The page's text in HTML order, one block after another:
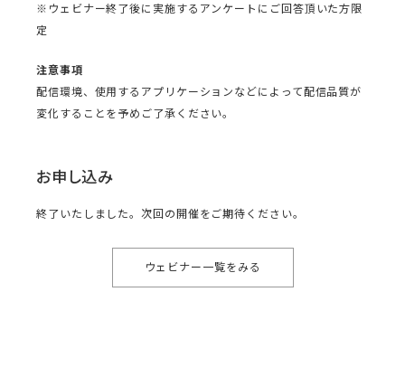
※ウェビナー終了後に実施するアンケートにご回答頂いた方限
定
注意事項
配信環境、使用するアプリケーションなどによって配信品質が
変化することを予めご了承ください。
お申し込み
終了いたしました。次回の開催をご期待ください。
ウェビナー一覧をみる